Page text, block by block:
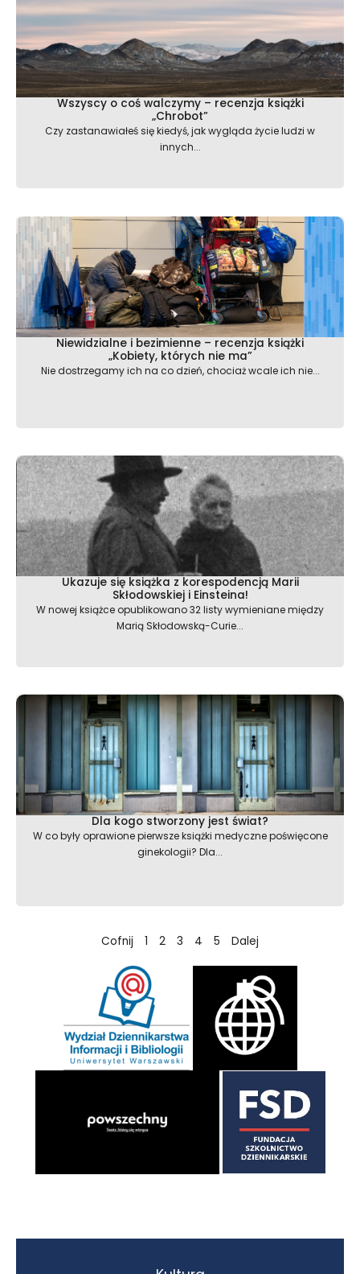
Wszyscy o coś walczymy – recenzja książki
„Chrobot”
Czy zastanawiałeś się kiedyś, jak wygląda życie ludzi w
innych...
Niewidzialne i bezimienne – recenzja książki
„Kobiety, których nie ma”
Nie dostrzegamy ich na co dzień, chociaż wcale ich nie...
Ukazuje się książka z korespodencją Marii
Skłodowskiej i Einsteina!
W nowej książce opublikowano 32 listy wymieniane między
Marią Skłodowską-Curie...
Dla kogo stworzony jest świat?
W co były oprawione pierwsze książki medyczne poświęcone
ginekologii? Dla...
Cofnij 1 2 3 4 5 Dalej